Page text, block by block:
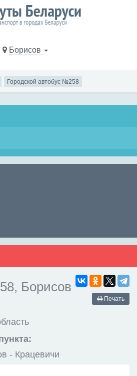
Борисов
Городской автобус №258
Печать
Борисов
- Крацевичи